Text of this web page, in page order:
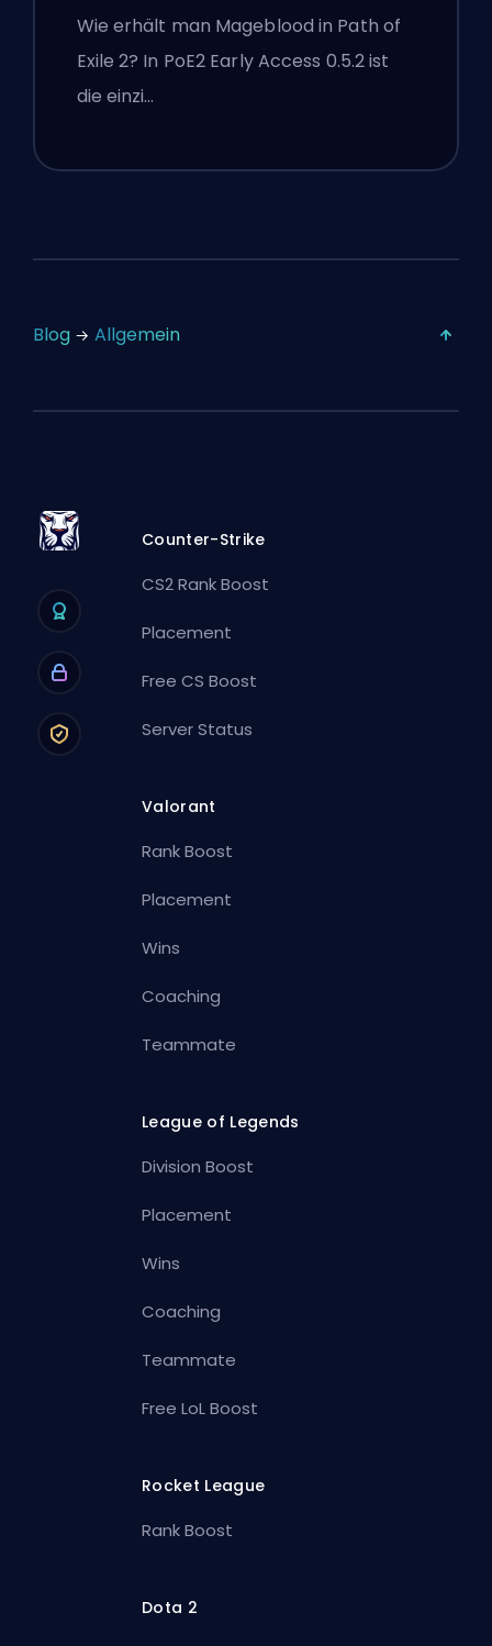
Wie erhält man Mageblood in Path of
Exile 2? In PoE2 Early Access 0.5.2 ist
die einzi…
Blog Allgemein
Counter-Strike
CS2 Rank Boost
Placement
Free CS Boost
Server Status
Valorant
Rank Boost
Placement
Wins
Coaching
Teammate
League of Legends
Division Boost
Placement
Wins
Coaching
Teammate
Free LoL Boost
Rocket League
Rank Boost
Dota 2